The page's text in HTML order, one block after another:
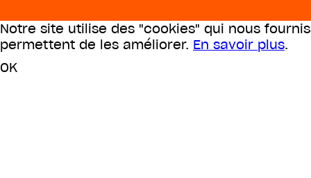
Notre site utilise des "cookies" qui nous
permettent de les améliorer. En savoir plus.
OK